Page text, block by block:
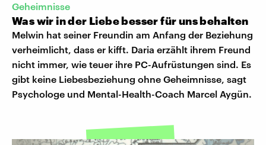
Geheimnisse
Was wir in der Liebe besser für uns behalten
Melwin hat seiner Freundin am Anfang der Beziehung
verheimlicht, dass er kifft. Daria erzählt ihrem Freund
nicht immer, wie teuer ihre PC-Aufrüstungen sind. Es
gibt keine Liebesbeziehung ohne Geheimnisse, sagt
Psychologe und Mental-Health-Coach Marcel Aygün.